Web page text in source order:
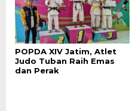
POPDA XIV Jatim, Atlet
Judo Tuban Raih Emas
dan Perak